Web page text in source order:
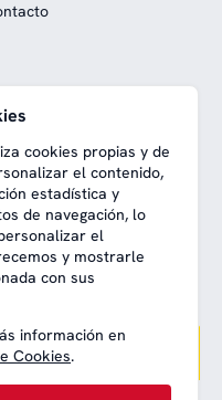
financiada con fondos
cookies propias y de
el contenido,
estadística y
de navegación, lo
el
y mostrarle
con sus
información en
Cookies.